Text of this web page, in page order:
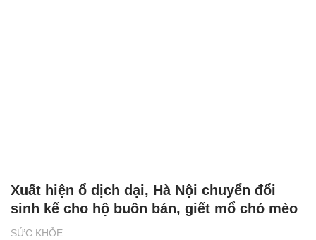
SỨC KHỎE
Xuất hiện ổ dịch dại, Hà Nội chuyển đổi
sinh kế cho hộ buôn bán, giết mổ chó mèo